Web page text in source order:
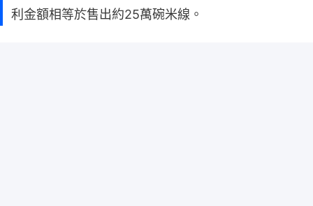
利金額相等於售出約25萬碗米線。